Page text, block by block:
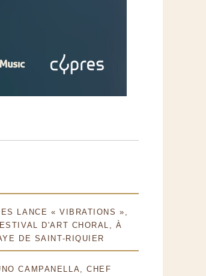
LANCE « VIBRATIONS »,
D'ART CHORAL, À
DE SAINT-RIQUIER
CAMPANELLA, CHEF